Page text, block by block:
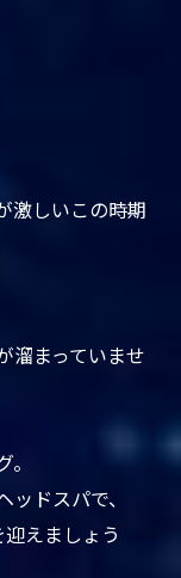
激しいこの時期
溜まっていませ
ドスパで、
えましょう